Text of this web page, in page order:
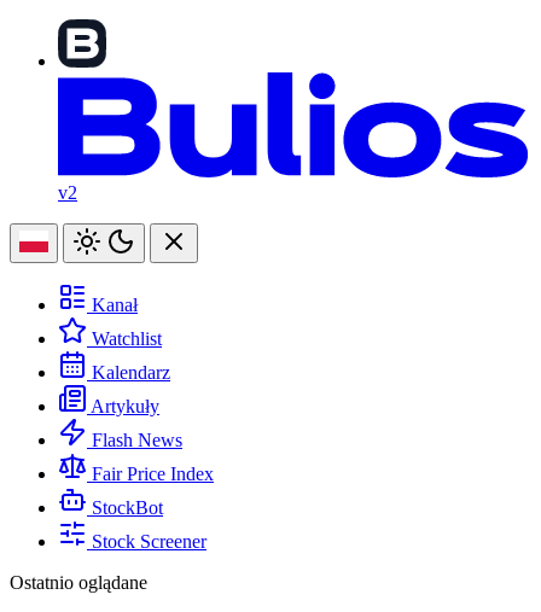
v2
Kanał
Watchlist
Kalendarz
Artykuły
Flash News
Fair Price Index
StockBot
Stock Screener
Ostatnio oglądane